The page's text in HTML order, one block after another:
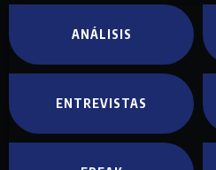
ANÁLISIS
ENTREVISTAS